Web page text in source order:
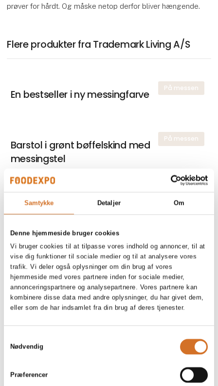
Samtykke Detaljer Om
Denne hjemmeside bruger cookies
Vi bruger cookies til at tilpasse vores indhold og annoncer, til at
vise dig funktioner til sociale medier og til at analysere vores
trafik. Vi deler også oplysninger om din brug af vores
hjemmeside med vores partnere inden for sociale medier,
annonceringspartnere og analysepartnere. Vores partnere kan
kombinere disse data med andre oplysninger, du har givet dem,
eller som de har indsamlet fra din brug af deres tjenester.
Nødvendig
Præferencer
prøver for hårdt. Og måske netop derfor bliver hængende.
Flere produkter fra Trademark Living A/S
På messen
En bestseller i ny messingfarve
På messen
Barstol i grønt bøffelskind med
messingstel
På messen
Rustikke og robuste slagterblokke –
På messen
Runde borde til gode samtaler
Trænger din restaurant til nye stole?